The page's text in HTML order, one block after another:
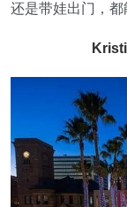
还是带娃出门，都